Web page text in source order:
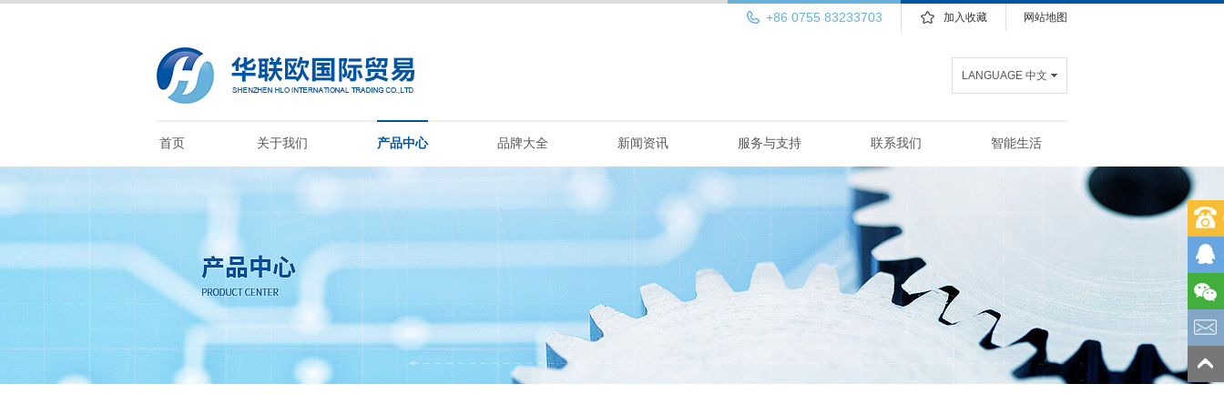
网站地图
加入收藏
+86 0755 83233703
LANGUAGE 中文
首页 关于我们 产品中心 品牌大全 新闻资讯 服务与支持 联系我们 智能生活